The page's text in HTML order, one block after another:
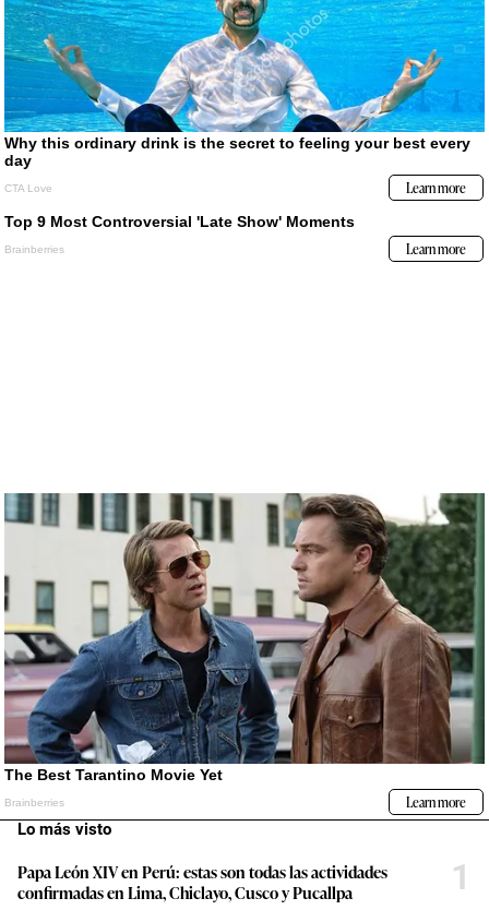
Lo más visto
Papa León XIV en Perú: estas son todas las actividades
confirmadas en Lima, Chiclayo, Cusco y Pucallpa
1